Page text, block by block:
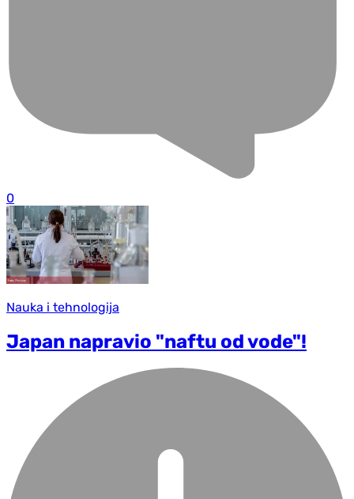
0
Nauka i tehnologija
Japan napravio "naftu od vode"!